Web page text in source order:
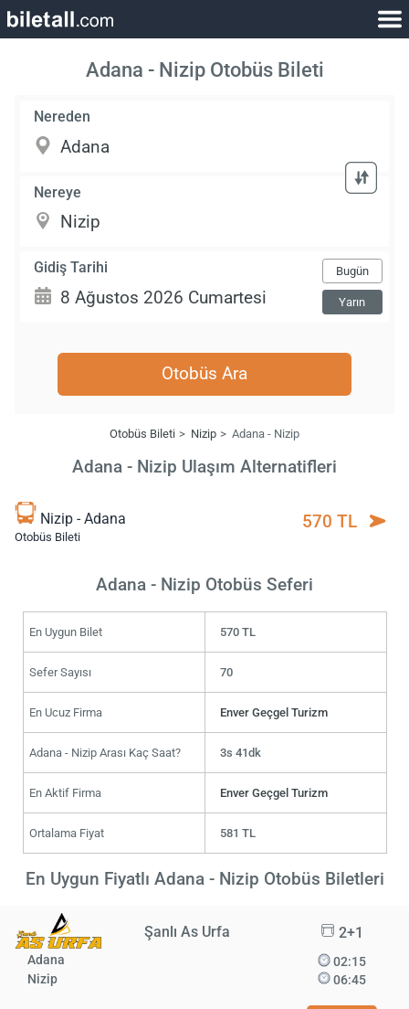
Adana - Nizip Otobüs Bileti
Nereden
Nereye
Gidiş Tarihi Bugün
Yarın
Otobüs Ara
Otobüs Bileti Nizip Adana - Nizip
Adana - Nizip Ulaşım Alternatifleri
Nizip - Adana
Otobüs Bileti
570 TL
Adana - Nizip Otobüs Seferi
En Uygun Bilet 570 TL
Sefer Sayısı 70
En Ucuz Firma Enver Geçgel Turizm
Adana - Nizip Arası Kaç Saat? 3s 41dk
En Aktif Firma Enver Geçgel Turizm
Ortalama Fiyat 581 TL
En Uygun Fiyatlı Adana - Nizip Otobüs Biletleri
Şanlı As Urfa 2+1
Adana
Nizip
02:15
06:45